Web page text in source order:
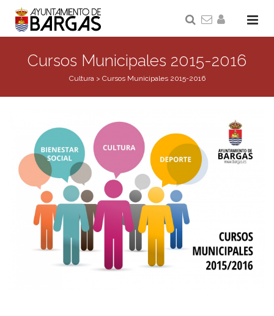
Cursos Municipales 2015-2016
Cultura> Cursos Municipales 2015-2016